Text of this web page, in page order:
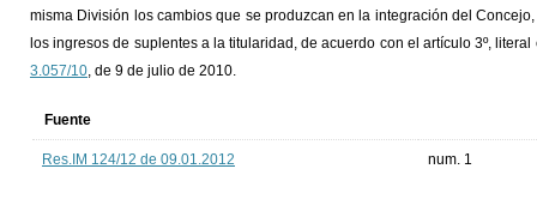
misma División los cambios que se produzcan en la integración del
los ingresos de suplentes a la titularidad, de acuerdo con el artículo 3º,
3.057/10, de 9 de julio de 2010.
Fuente
Res.IM 124/12 de 09.01.2012 num. 1